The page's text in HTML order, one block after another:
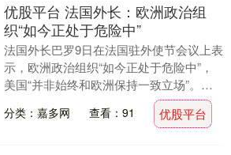
优股平台 法国外长：欧洲政治组
织“如今正处于危险中”
法国外长巴罗9日在法国驻外使节会议上表
示，欧洲政治组织“如今正处于危险中”，
美国“并非始终和欧洲保持一致立场”。巴
罗表示，欧盟既面临外部威胁，也面临内
部“民主倦....
分类：嘉多网 查看：91 优股平台